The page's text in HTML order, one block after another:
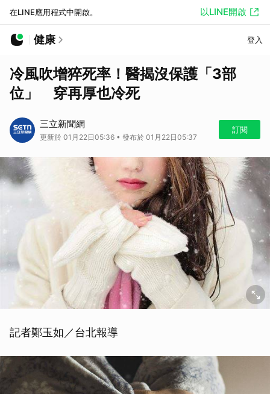
在LINE應用程式中開啟。 以LINE開啟
健康 登入
冷風吹增猝死率！醫揭沒保護「3部
位」 穿再厚也冷死
三立新聞網
更新於 01月22日05:36 • 發布於 01月22日05:37
訂閱
記者鄭玉如／台北報導